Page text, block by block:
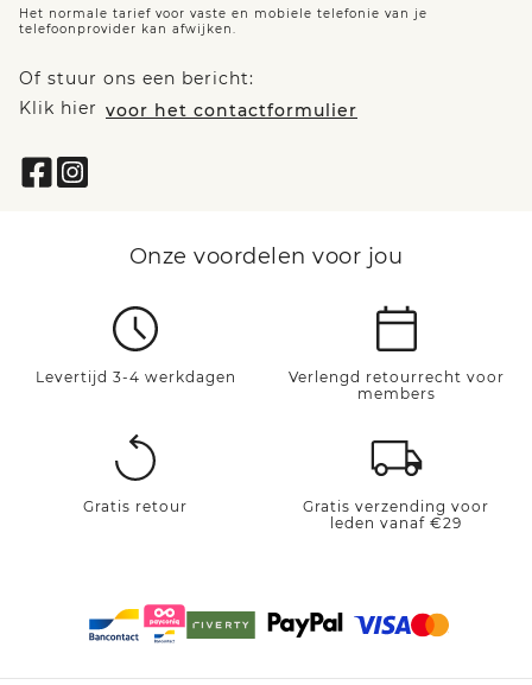
Het normale tarief voor vaste en mobiele telefonie van je
telefoonprovider kan afwijken.
Of stuur ons een bericht:
Klik hier voor het contactformulier
Onze voordelen voor jou
Levertijd 3-4 werkdagen
Verlengd retourrecht voor
members
Gratis retour
Gratis verzending voor
leden vanaf €29